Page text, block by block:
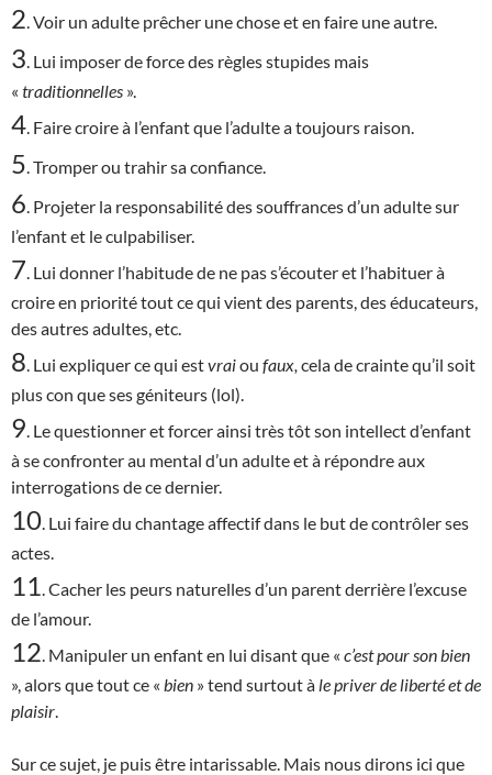
2 . Voir un adulte prêcher une chose et en faire une autre.
3 . Lui imposer de force des règles stupides mais
« traditionnelles ».
4 . Faire croire à l’enfant que l’adulte a toujours raison.
5 . Tromper ou trahir sa confiance.
6 . Projeter la responsabilité des souffrances d’un adulte sur
l’enfant et le culpabiliser.
7 . Lui donner l’habitude de ne pas s’écouter et l’habituer à
croire en priorité tout ce qui vient des parents, des éducateurs,
des autres adultes, etc.
8 . Lui expliquer ce qui estvraiou faux, cela de crainte qu’il soit
plus con que ses géniteurs (lol).
9 . Le questionner et forcer ainsi très tôt son intellect d’enfant
à se confronter au mental d’un adulte et à répondre aux
interrogations de ce dernier.
10 . Lui faire du chantage affectif dans le but de contrôler ses
actes.
11 . Cacher les peurs naturelles d’un parent derrière l’excuse
de l’amour.
12 . Manipuler un enfant en lui disant que « c’estpour son bien
», alors que tout ce « bien » tend surtout à le priver de liberté et de
plaisir
Sur ce sujet, je puis être intarissable. Mais nous dirons ici que